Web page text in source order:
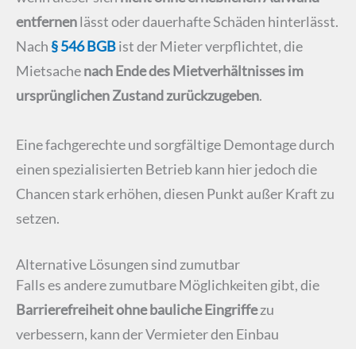
entfernenlässt oder dauerhafte Schäden hinterlässt.
Nach § 546 BGBist der Mieter verpflichtet, die
Mietsachenach Ende des Mietverhältnisses im
ursprünglichen Zustand zurückzugeben.
Eine fachgerechte und sorgfältige Demontage durch
einen spezialisierten Betrieb kann hier jedoch die
Chancen stark erhöhen, diesen Punkt außer Kraft zu
setzen.
Alternative Lösungen sind zumutbar
Falls es andere zumutbare Möglichkeiten gibt, die
Barrierefreiheit ohne bauliche Eingriffezu
verbessern, kann der Vermieter den Einbau